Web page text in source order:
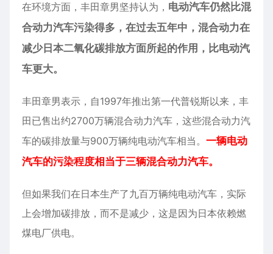
在环境方面，丰田章男坚持认为， 电动汽车仍然比混
合动力汽车污染得多，在过去五年中，混合动力在
减少日本二氧化碳排放方面所起的作用，比电动汽
车更大。
丰田章男表示，自1997年推出第一代普锐斯以来，丰
田已售出约2700万辆混合动力汽车，这些混合动力汽
车的碳排放量与900万辆纯电动汽车相当。 一辆电动
汽车的污染程度相当于三辆混合动力汽车。
但如果我们在日本生产了九百万辆纯电动汽车，实际
上会增加碳排放，而不是减少，这是因为日本依赖燃
煤电厂供电。